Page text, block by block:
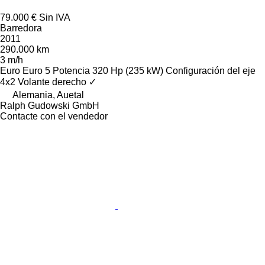
79.000 € Sin IVA
Barredora
2011
290.000 km
3 m/h
Euro Euro 5 Potencia 320 Hp (235 kW) Configuración del eje
4x2 Volante derecho ✓
Alemania, Auetal
Ralph Gudowski GmbH
Contacte con el vendedor